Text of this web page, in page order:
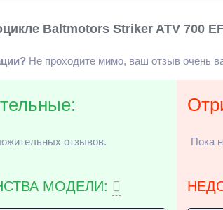
Baltmotors Striker ATV 700
Не проходите мимо, ваш отзыв очень
отзывов.
МОДЕЛИ:
Пока